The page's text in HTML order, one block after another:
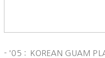
- '05 : KOREAN GUAM